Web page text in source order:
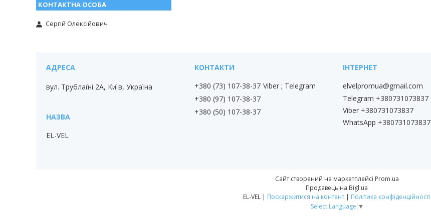
Сергій Олексійович
вул. Трублаїні 2А, Київ, Україна
EL-VEL
+380 (73) 107-38-37 Viber ; Telegram
+380 (97) 107-38-37
+380 (50) 107-38-37
elvelpromua@gmail.com
Telegram +380731073837
Viber +380731073837
WhatsApp +380731073837
Сайт створений на маркетплейсі Prom.ua
Продавець на Bigl.ua
EL-VEL | Поскаржитися на контент | Політика конфіденційності
Select Language ▼